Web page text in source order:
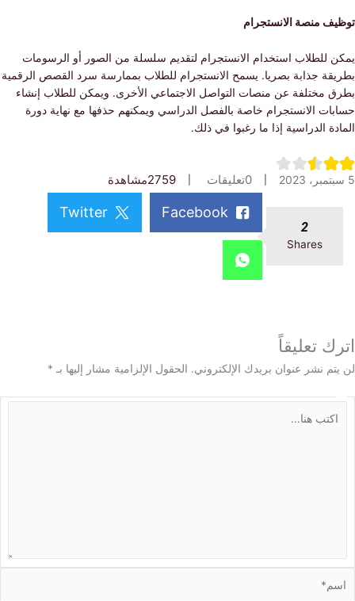
منصة الانستجرام
للطلاب استخدام الانستجرام لتقديم سلسلة من الصور أو الرسومات
جذابة بصريا. يسمح الانستجرام للطلاب بممارسة سرد القصص الرقمية
مختلفة عن منصات التواصل الاجتماعي الأخرى. ويمكن للطلاب إنشاء
الانستجرام خاصة بالفصل الدراسي ويمكنهم حذفها مع نهاية دورة
الدراسية إذا ما رغبوا في ذلك.
تعليقات 2759مشاهدة
Shares
Facebook
Twitter
تعليقاً
نشر عنوان بريدك الإلكتروني. الحقول الإلزامية مشار إليها بـ*